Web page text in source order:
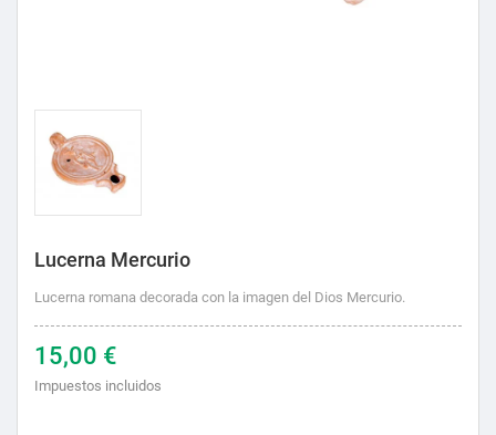
Lucerna Mercurio
Lucerna romana decorada con la imagen del Dios Mercurio.
15,00 €
Impuestos incluidos